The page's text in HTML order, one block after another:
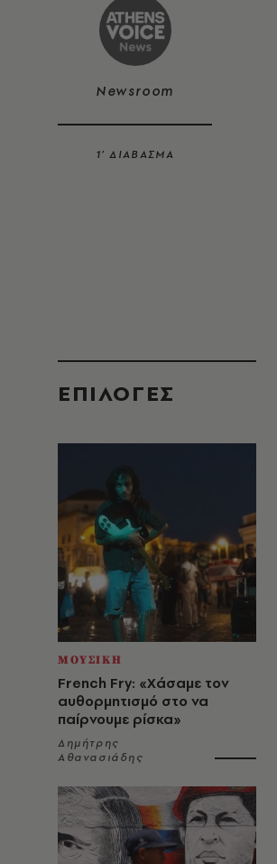
Newsroom
1’ ΔΙΑΒΑΣΜΑ
EΠΙΛΟΓΈΣ
ΜΟΥΣΙΚΗ
French Fry: «Χάσαμε τον
αυθορμητισμό στο να
παίρνουμε ρίσκα»
Δημήτρης
Αθανασιάδης